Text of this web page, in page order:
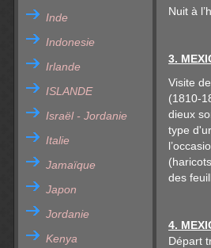
Inde
Indonesie
Irlande
ISLANDE
Israël - Jordanie
Italie
Jamaïque
Japon
Jordanie
Kenya
Nuit à
3.
Visite
(1810-
dieux
type
des
4.
Départ